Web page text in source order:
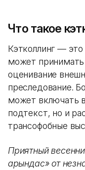
Что такое
Кэтколлинг —
может
оценивание
преследование.
может включать
подтекст, но и
трансофобные
Приятный
қарындас» от